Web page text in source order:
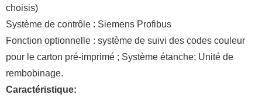
choisis)
Système de contrôle : Siemens Profibus
Fonction optionnelle : système de suivi des codes couleur
pour le carton pré-imprimé ; Système étanche; Unité de
rembobinage.
Caractéristique: